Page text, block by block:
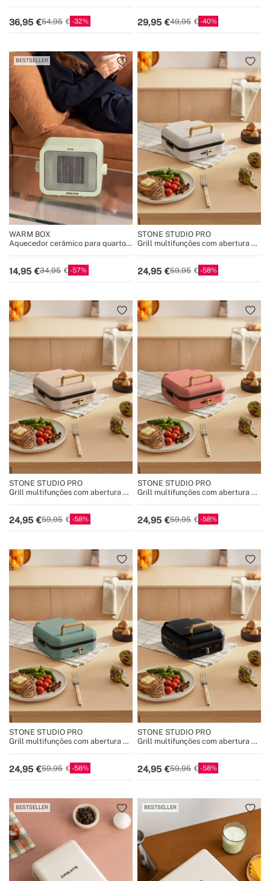
36,95 54,95 32 29,95 49,95 40
BESTSELLER
WARM BOX
Aquecedor cerâmico para quarto
14,95 34,95 57
STONE STUDIO PRO
Grill multifunções com abertura de
24,95 59,95 58
STONE STUDIO PRO
Grill multifunções com abertura de
24,95 59,95 58
STONE STUDIO PRO
Grill multifunções com abertura de
24,95 59,95 58
STONE STUDIO PRO
Grill multifunções com abertura de
24,95 59,95 58
STONE STUDIO PRO
Grill multifunções com abertura de
24,95 59,95 58
BESTSELLER BESTSELLER